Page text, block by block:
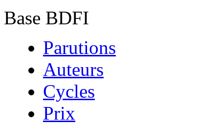
Base BDFI
Parutions
Auteurs
Cycles
Prix